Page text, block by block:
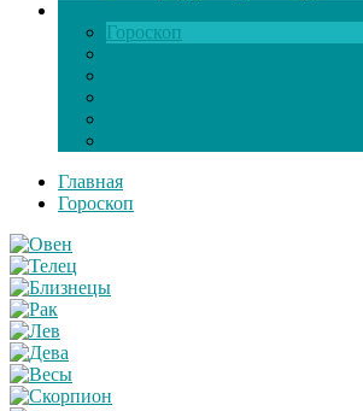
Гороскоп
Главная
Гороскоп